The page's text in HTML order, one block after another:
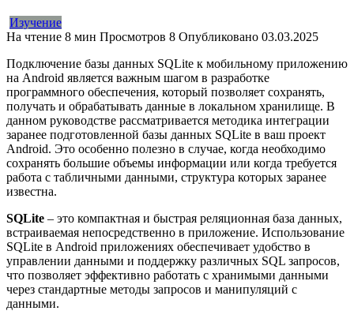
Изучение
На чтение 8 мин Просмотров 8 Опубликовано 03.03.2025
Подключение базы данных SQLite к мобильному приложению
на Android является важным шагом в разработке
программного обеспечения, который позволяет сохранять,
получать и обрабатывать данные в локальном хранилище. В
данном руководстве рассматривается методика интеграции
заранее подготовленной базы данных SQLite в ваш проект
Android. Это особенно полезно в случае, когда необходимо
сохранять большие объемы информации или когда требуется
работа с табличными данными, структура которых заранее
известна.
SQLite – это компактная и быстрая реляционная база данных,
встраиваемая непосредственно в приложение. Использование
SQLite в Android приложениях обеспечивает удобство в
управлении данными и поддержку различных SQL запросов,
что позволяет эффективно работать с хранимыми данными
через стандартные методы запросов и манипуляций с
данными.